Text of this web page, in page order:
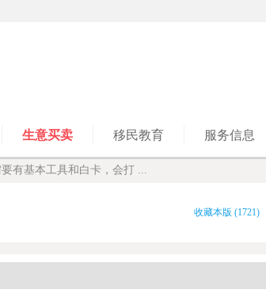
生意买卖 移民教育 服务信息
有基本工具和白卡，会打 ...
收藏本版 (1721)